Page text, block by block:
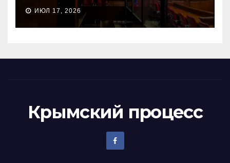
ИЮЛ 17, 2026
Крымский процесс